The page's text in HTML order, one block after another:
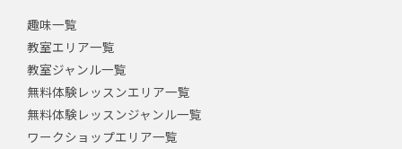
趣味一覧
教室エリア一覧
教室ジャンル一覧
無料体験レッスンエリア一覧
無料体験レッスンジャンル一覧
ワークショップエリア一覧